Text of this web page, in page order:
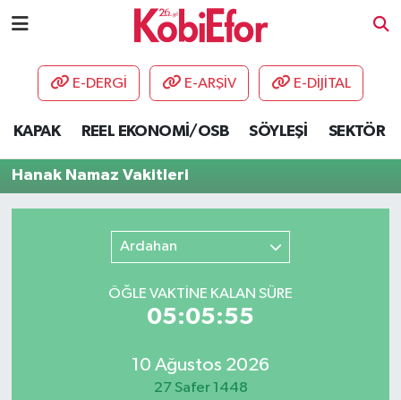
E-DERGİ E-ARŞİV E-DİJİTAL
KAPAK REEL EKONOMİ/OSB SÖYLEŞİ SEKTÖR
Hanak Namaz Vakitleri
Ardahan
ÖĞLE VAKTİNE KALAN SÜRE
05:05:55
10 Ağustos 2026
27 Safer 1448
AKADEMİ
DESTEK-TEŞVİK
HABERLER